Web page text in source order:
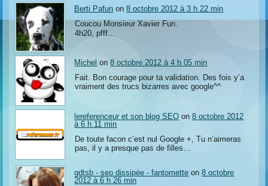
Berti Pafun on8 octobre 2012 à 3 h 22 min
Coucou Monsieur Xavier Fun.
4h20, pfff…
Michel on8 octobre 2012 à 4 h 05 min
Fait. Bon courage pour ta validation. Des fois y’a
vraiment des trucs bizarres avec google^^
lereferenceur et son blog SEO on8 octobre 2012
à 6 h 11 min
De toute facon c’est nul Google +, Tu n’aimeras
pas, il y a presque pas de filles…
gdtsb - seo dissipée - fantomette on8 octobre
2012 à 6 h 26 min